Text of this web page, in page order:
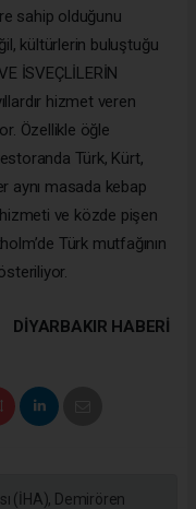
sahip olduğunu
kültürlerin buluştuğu
İSVEÇLİLERİN
hizmet veren
Özellikle öğle
Türk, Kürt,
aynı masada kebap
hizmeti ve közde pişen
Türk mutfağının
DIYARBAKIR HABERİ
(İHA), Demirören